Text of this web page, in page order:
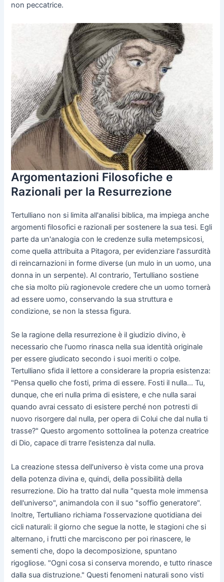
non peccatrice.
Argomentazioni Filosofiche e
Razionali per la Resurrezione
Tertulliano non si limita all'analisi biblica, ma impiega anche
argomenti filosofici e razionali per sostenere la sua tesi. Egli
parte da un'analogia con le credenze sulla metempsicosi,
come quella attribuita a Pitagora, per evidenziare l'assurdità
di reincarnazioni in forme diverse (un mulo in un uomo, una
donna in un serpente). Al contrario, Tertulliano sostiene
che sia molto più ragionevole credere che un uomo tornerà
ad essere uomo, conservando la sua struttura e
condizione, se non la stessa figura.
Se la ragione della resurrezione è il giudizio divino, è
necessario che l'uomo rinasca nella sua identità originale
per essere giudicato secondo i suoi meriti o colpe.
Tertulliano sfida il lettore a considerare la propria esistenza:
"Pensa quello che fosti, prima di essere. Fosti il nulla... Tu,
dunque, che eri nulla prima di esistere, e che nulla sarai
quando avrai cessato di esistere perché non potresti di
nuovo risorgere dal nulla, per opera di Colui che dal nulla ti
trasse?" Questo argomento sottolinea la potenza creatrice
di Dio, capace di trarre l'esistenza dal nulla.
La creazione stessa dell'universo è vista come una prova
della potenza divina e, quindi, della possibilità della
resurrezione. Dio ha tratto dal nulla "questa mole immensa
dell'universo", animandola con il suo "soffio generatore".
Inoltre, Tertulliano richiama l'osservazione quotidiana dei
cicli naturali: il giorno che segue la notte, le stagioni che si
alternano, i frutti che marciscono per poi rinascere, le
sementi che, dopo la decomposizione, spuntano
rigogliose. "Ogni cosa si conserva morendo, e tutto rinasce
dalla sua distruzione." Questi fenomeni naturali sono visti